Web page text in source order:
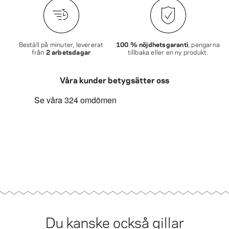
Beställ på minuter, levererat
från 2 arbetsdagar
100 % nöjdhetsgaranti , pengarna
tillbaka eller en ny produkt.
Våra kunder betygsätter oss
Du kanske också gillar